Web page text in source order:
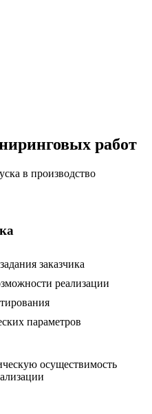
работ
в производство
заказчика
реализации
параметров
осуществимость